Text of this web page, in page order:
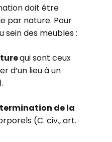
doit être
par nature. Pour
sein des meubles :
qui sont ceux
d’un lieu à un
de la
(C. civ., art.